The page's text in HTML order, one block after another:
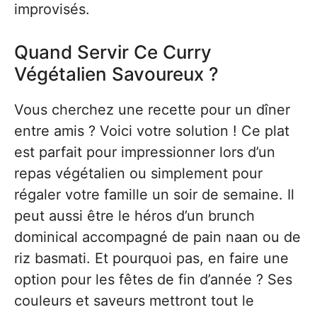
improvisés.
Quand Servir Ce Curry
Végétalien Savoureux ?
Vous cherchez une recette pour un dîner
entre amis ? Voici votre solution ! Ce plat
est parfait pour impressionner lors d’un
repas végétalien ou simplement pour
régaler votre famille un soir de semaine. Il
peut aussi être le héros d’un brunch
dominical accompagné de pain naan ou de
riz basmati. Et pourquoi pas, en faire une
option pour les fêtes de fin d’année ? Ses
couleurs et saveurs mettront tout le